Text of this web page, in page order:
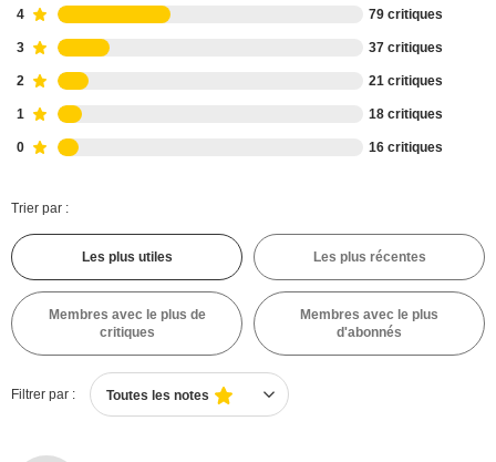
4 79 critiques
3 37 critiques
2 21 critiques
1 18 critiques
0 16 critiques
Trier par :
Les plus utiles Les plus récentes
Membres avec le plus de
critiques
Membres avec le plus
d'abonnés
Filtrer par : Toutes les notes